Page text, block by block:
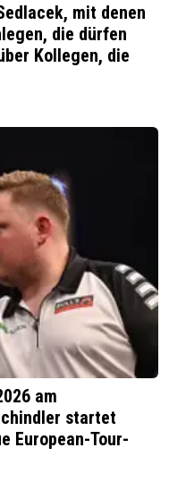
mit denen
die dürfen
Kollegen, die
am
startet
European-Tour-